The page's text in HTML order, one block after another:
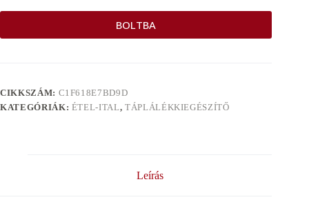
BOLTBA
CIKKSZÁM: C1F618E7BD9D
KATEGÓRIÁK: ÉTEL-ITAL, TÁPLÁLÉKKIEGÉSZÍTŐ
Leírás